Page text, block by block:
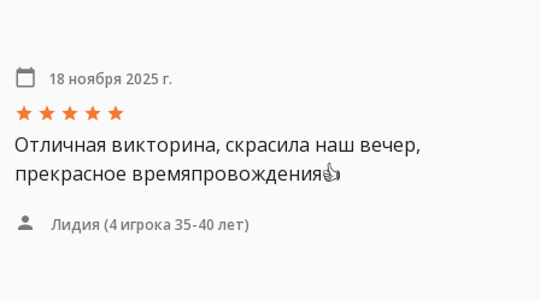
18 ноября 2025 г.
Отличная викторина, скрасила наш вечер,
прекрасное времяпровождения👍
Лидия (4 игрока 35-40 лет)